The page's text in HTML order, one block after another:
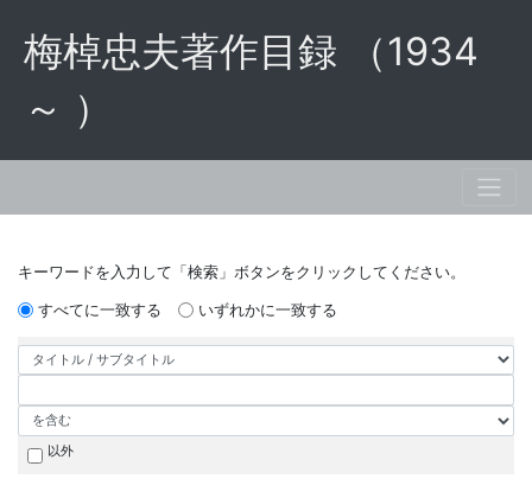
梅棹忠夫著作目録 （1934
～ ）
キーワードを入力して「検索」ボタンをクリックしてください。
すべてに一致する
いずれかに一致する
以外